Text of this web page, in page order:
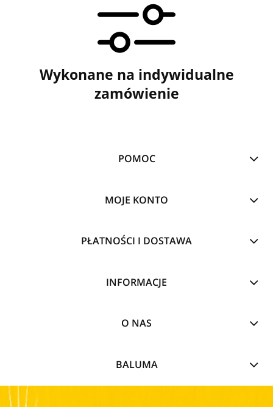
Wykonane na indywidualne
zamówienie
POMOC
MOJE KONTO
PŁATNOŚCI I DOSTAWA
INFORMACJE
O NAS
BALUMA